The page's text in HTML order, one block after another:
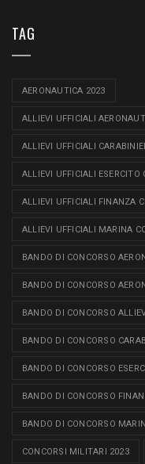
TAG
AERONAUTICA 2023
ALLIEVI UFFICIALI
ALLIEVI UFFICIALI
ALLIEVI UFFICIALI ESERCITO
ALLIEVI UFFICIALI FINANZA
ALLIEVI UFFICIALI MARINA
BANDO DI CONCORSO
BANDO DI CONCORSO
BANDO DI CONCORSO
BANDO DI CONCORSO
BANDO DI CONCORSO
BANDO DI CONCORSO
BANDO DI CONCORSO
CONCORSI MILITARI 2023